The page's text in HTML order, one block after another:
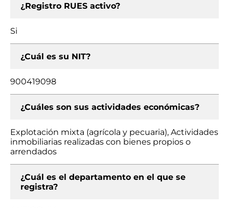
¿Registro RUES activo?
Si
¿Cuál es su NIT?
900419098
¿Cuáles son sus actividades económicas?
Explotación mixta (agrícola y pecuaria), Actividades
inmobiliarias realizadas con bienes propios o
arrendados
¿Cuál es el departamento en el que se
registra?